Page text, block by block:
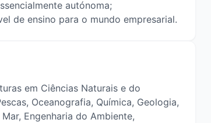
autónoma;
de ensino para o mundo empresarial.
em Ciências Naturais e do
Oceanografia, Química, Geologia,
Engenharia do Ambiente,